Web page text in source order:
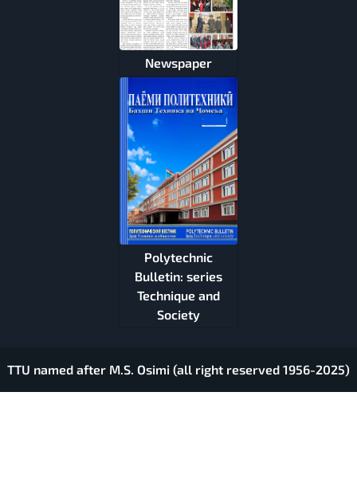
Newspaper
Polytechnic
Bulletin: series
Technique and
Society
TTU named after M.S. Osimi (all right reserved 1956-2025)